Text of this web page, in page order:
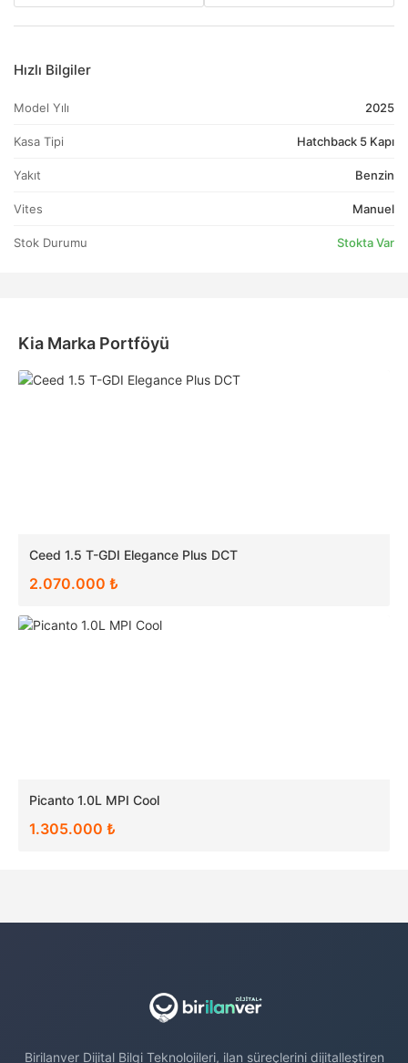
Hızlı Bilgiler
Model Yılı 2025
Kasa Tipi Hatchback 5 Kapı
Yakıt Benzin
Vites Manuel
Stok Durumu Stokta Var
Kia Marka Portföyü
Ceed 1.5 T-GDI Elegance Plus DCT
2.070.000 ₺
Picanto 1.0L MPI Cool
1.305.000 ₺
Birilanver Dijital Bilgi Teknolojileri, ilan süreçlerini dijitalleştiren